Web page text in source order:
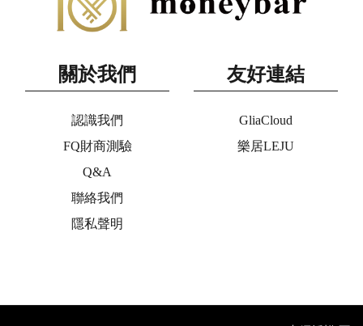
關於我們
認識我們
FQ財商測驗
Q&A
聯絡我們
隱私聲明
友好連結
GliaCloud
樂居LEJU